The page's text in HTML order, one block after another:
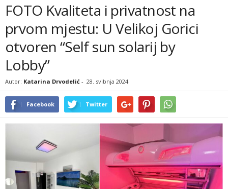
FOTO Kvaliteta i privatnost na
prvom mjestu: U Velikoj Gorici
otvoren “Self sun solarij by
Lobby”
Autor: Katarina Drvodelić - 28. svibnja 2024
Facebook Twitter